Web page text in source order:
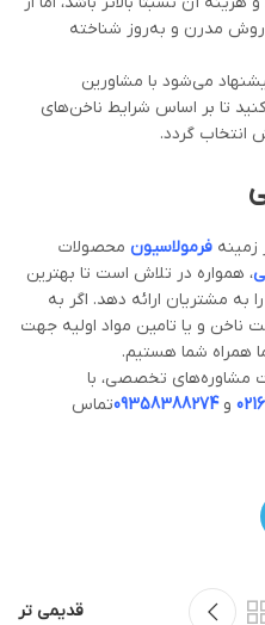
روش مدرن و به‌روز شناخته
می‌شود با مشاورین
تا بر اساس شرایط ناخن‌های
انتخاب گردد.
زمینه فرمولاسیون محصولات
، همواره در تلاش است تا بهترین
مشتریان ارائه دهد. اگر به
ناخن و یا تامین مواد اولیه جهت
همراه شما هستیم.
مشاوره‌های تخصصی، با
و09358388274تماس
قدیمی تر